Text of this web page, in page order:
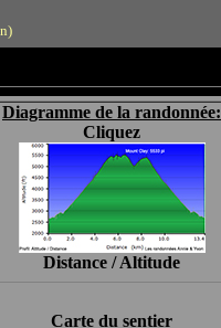
Diagramme de la randonnée:
Cliquez
Distance / Altitude
Carte du sentier